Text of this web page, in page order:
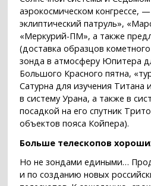
аэрокосмическом конгрессе,
эклиптический патруль»,
«Меркурий-ПМ», а также
(доставка образцов
зонда в атмосферу Юпитера
Большого Красного пятна,
Сатурна для изучения Титана
в систему Урана, а также в
посадкой на его спутник
объектов пояса Койпера).
Больше телескопов
Но не зондами едиными…
и по созданию новых